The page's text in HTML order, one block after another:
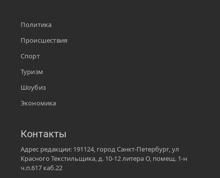
Политика
Происшествия
Спорт
Туризм
Шоубиз
Экономика
Контакты
Адрес редакции: 191124, город Санкт-Петербург, ул
Красного Текстильщика, д. 10-12 литера О, помещ. 1-н
ч.п.617 каб.22